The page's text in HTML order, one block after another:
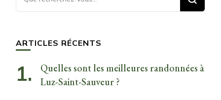
recherchiez
ARTICLES RÉCENTS
Quelles sont les meilleures randonnées à
Luz-Saint-Sauveur ?